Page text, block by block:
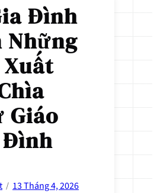
Đình
Những
Giáo
Đình
/ 13 Tháng 4, 2026